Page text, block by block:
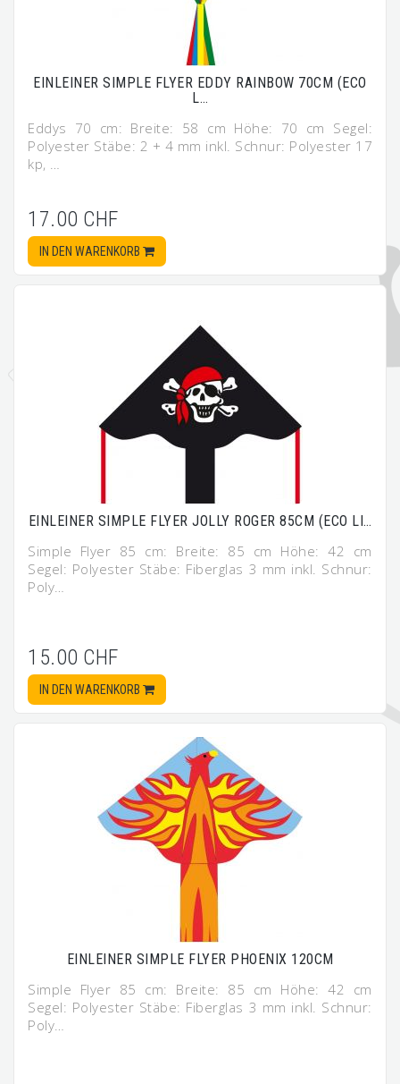
EINLEINER SIMPLE FLYER EDDY RAINBOW 70CM (ECO
L…
Eddys 70 cm: Breite: 58 cm Höhe: 70 cm Segel:
Polyester Stäbe: 2 + 4 mm inkl. Schnur: Polyester 17
kp, …
17.00 CHF
IN DEN WARENKORB
EINLEINER SIMPLE FLYER JOLLY ROGER 85CM (ECO LI…
Simple Flyer 85 cm: Breite: 85 cm Höhe: 42 cm
Segel: Polyester Stäbe: Fiberglas 3 mm inkl. Schnur:
Poly…
15.00 CHF
IN DEN WARENKORB
EINLEINER SIMPLE FLYER PHOENIX 120CM
Simple Flyer 85 cm: Breite: 85 cm Höhe: 42 cm
Segel: Polyester Stäbe: Fiberglas 3 mm inkl. Schnur:
Poly…